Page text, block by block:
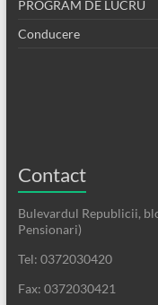
PROGRAM DE LUCRU
Conducere
Contact
Bulevardul Republicii,
Pensionari)
Tel: 0372030420
Fax: 0372030421